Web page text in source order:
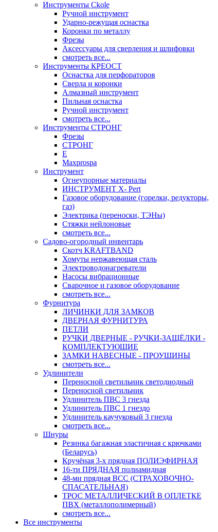
Инструменты Ckole
Ручной инструмент
Ударно‑режущая оснастка
Коронки по металлу
Фрезы
Аксессуары для сверления и шлифовки
смотреть все...
Инструменты КРЕОСТ
Оснастка для перфораторов
Сверла и коронки
Алмазный инструмент
Пильная оснастка
Ручной инструмент
смотреть все...
Инструменты СТРОНГ
Фрезы
СТРОНГ
Е
Maxprospa
Инструмент
Огнеупорные материалы
ИНСТРУМЕНТ X- Pert
Газовое оборудование (горелки, редукторы,
газ)
Электрика (переноски, ТЭНы)
Стяжки нейлоновые
смотреть все...
Садово-огородный инвентарь
Скотч KRAFTBAND
Хомуты нержавеющая сталь
Электроводонагреватели
Насосы вибрационные
Сварочное и газовое оборудование
смотреть все...
Фурнитура
ЛИЧИНКИ ДЛЯ ЗАМКОВ
ДВЕРНАЯ ФУРНИТУРА
ПЕТЛИ
РУЧКИ ДВЕРНЫЕ - РУЧКИ-ЗАЩЁЛКИ -
КОМПЛЕКТУЮЩИЕ
ЗАМКИ НАВЕСНЫЕ - ПРОУШИНЫ
смотреть все...
Удлинители
Переносной светильник светодиодный
Переносной светильник
Удлинитель ПВС 3 гнезда
Удлинитель ПВС 1 гнездо
Удлинитель каучуковый 3 гнезда
смотреть все...
Шнуры
Резинка багажная эластичная с крючками
(Беларусь)
Кручёная 3-х прядная ПОЛИЭФИРНАЯ
16-ти ПРЯДНАЯ полиамидная
48-ми прядная ВСС (СТРАХОВОЧНО-
СПАСАТЕЛЬНАЯ)
ТРОС МЕТАЛЛИЧЕСКИЙ В ОПЛЕТКЕ
ПВХ (металлополимерный)
смотреть все...
Все инструменты